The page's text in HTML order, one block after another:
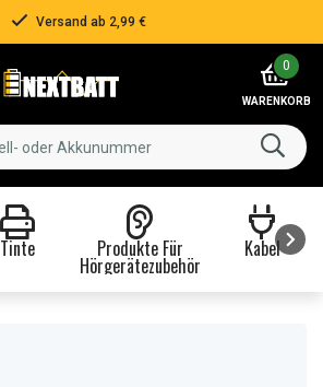
Versand ab 2,99 €
0
WARENKORB
Tinte Produkte Für
Hörgerätezubehör
Kabel